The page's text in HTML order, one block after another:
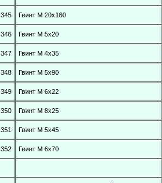
345 Гвинт М 20х160
346 Гвинт М 5х20
347 Гвинт М 4х35
348 Гвинт М 5х90
349 Гвинт М 6х22
350 Гвинт М 8х25
351 Гвинт М 5х45
352 Гвинт М 6х70